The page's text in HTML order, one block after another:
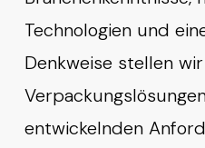
Technologien und
Denkweise stellen
entwickelnden